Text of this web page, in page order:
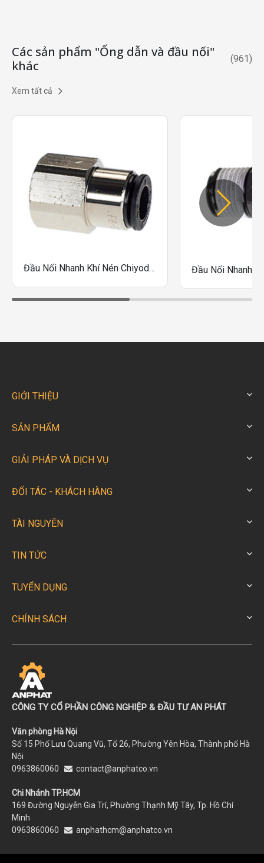
Các sản phẩm "Ống dẫn và đầu nối"
khác
(961)
Xem tất cả
Đầu Nối Nhanh Khí Nén Chiyoda F12-03F, F12-03FW, F12-04F, F12-04FW
GIỚI THIỆU
SẢN PHẨM
GIẢI PHÁP VÀ DỊCH VỤ
ĐỐI TÁC - KHÁCH HÀNG
TÀI NGUYÊN
TIN TỨC
TUYỂN DỤNG
CHÍNH SÁCH
CÔNG TY CỔ PHẦN CÔNG NGHIỆP & ĐẦU TƯ AN PHÁT
Văn phòng Hà Nội
Số 15 Phố Lưu Quang Vũ, Tổ 26, Phường Yên Hòa, Thành phố Hà
Nội
0963860060
contact@anphatco.vn
Chi Nhánh TP.HCM
169 Đường Nguyễn Gia Trí, Phường Thạnh Mỹ Tây, Tp. Hồ Chí
Minh
0963860060
anphathcm@anphatco.vn